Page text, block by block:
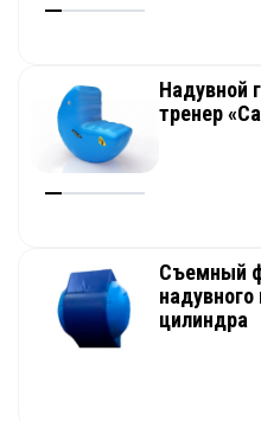
Надувной
тренер
Съемный
надувного
цилиндра